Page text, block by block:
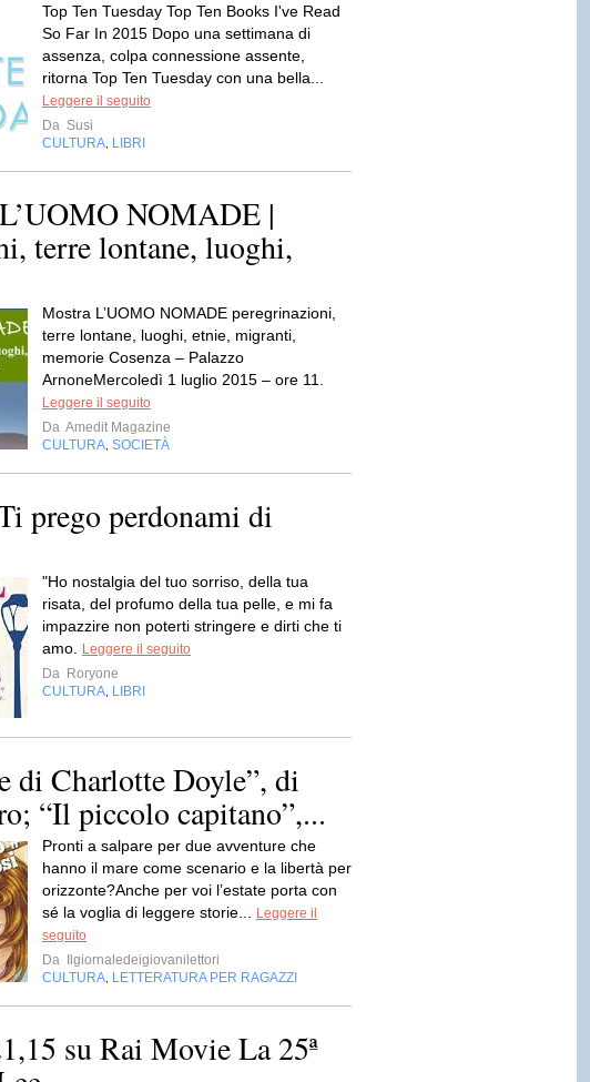
Top Ten Tuesday Top Ten Books I've Read
So Far In 2015 Dopo una settimana di
assenza, colpa connessione assente,
ritorna Top Ten Tuesday con una bella...
Leggere il seguito
Da Susi
CULTURA LIBRI
NOMADE |
terre lontane, luoghi,
Mostra L’UOMO NOMADE peregrinazioni,
terre lontane, luoghi, etnie, migranti,
memorie Cosenza – Palazzo
ArnoneMercoledì 1 luglio 2015 – ore 11.
Leggere il seguito
Da Amedit Magazine
CULTURA SOCIETÀ
prego perdonami di
"Ho nostalgia del tuo sorriso, della tua
risata, del profumo della tua pelle, e mi fa
impazzire non poterti stringere e dirti che ti
amo.
Leggere il seguito
Da Roryone
CULTURA LIBRI
di Charlotte Doyle”, di
“Il piccolo capitano”,...
Pronti a salpare per due avventure che
hanno il mare come scenario e la libertà per
orizzonte?Anche per voi l’estate porta con
sé la voglia di leggere storie...
Leggere il
seguito
Da
Ilgiornaledeigiovanilettori
CULTURA LETTERATURA PER RAGAZZI
su Rai Movie La 25ª